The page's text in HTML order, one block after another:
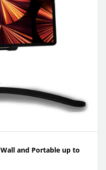
Wall and Portable up to